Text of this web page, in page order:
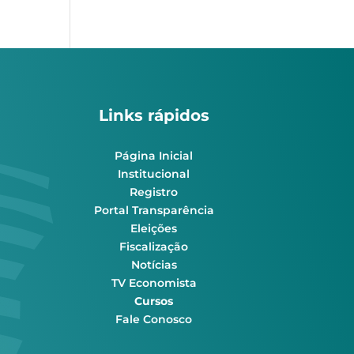
Links rápidos
Página Inicial
Institucional
Registro
Portal Transparência
Eleições
Fiscalização
Notícias
TV Economista
Cursos
Fale Conosco